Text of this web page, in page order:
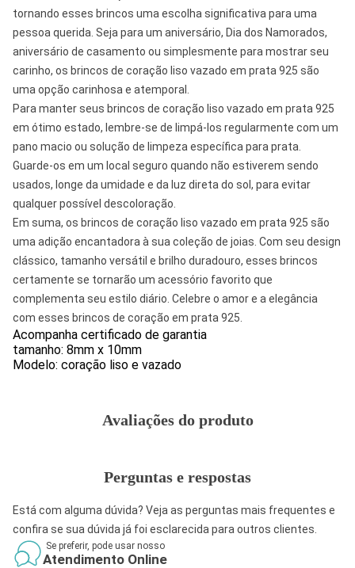
tornando esses brincos uma escolha significativa para uma
pessoa querida. Seja para um aniversário, Dia dos Namorados,
aniversário de casamento ou simplesmente para mostrar seu
carinho, os brincos de coração liso vazado em prata 925 são
uma opção carinhosa e atemporal.
Para manter seus brincos de coração liso vazado em prata 925
em ótimo estado, lembre-se de limpá-los regularmente com um
pano macio ou solução de limpeza específica para prata.
Guarde-os em um local seguro quando não estiverem sendo
usados, longe da umidade e da luz direta do sol, para evitar
qualquer possível descoloração.
Em suma, os brincos de coração liso vazado em prata 925 são
uma adição encantadora à sua coleção de joias. Com seu design
clássico, tamanho versátil e brilho duradouro, esses brincos
certamente se tornarão um acessório favorito que
complementa seu estilo diário. Celebre o amor e a elegância
com esses brincos de coração em prata 925.
Acompanha certificado de garantia
tamanho: 8mm x 10mm
Modelo: coração liso e vazado
Avaliações do produto
Perguntas e respostas
Está com alguma dúvida? Veja as perguntas mais frequentes e
confira se sua dúvida já foi esclarecida para outros clientes.
Se preferir, pode usar nosso
Atendimento Online